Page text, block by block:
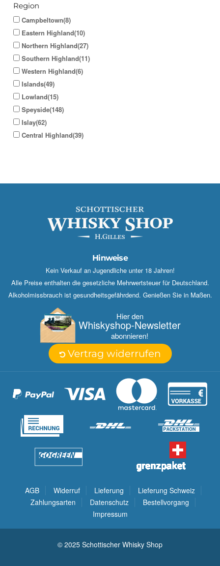
Region
Campbeltown(8)
Eastern Highland(10)
Northern Highland(27)
Southern Highland(11)
Western Highland(6)
Islands(49)
Lowland(15)
Speyside(148)
Islay(62)
Central Highland(39)
Hinweise
Kein Verkauf an Jugendliche unter 18 Jahren!
Alle Preise enthalten die gesetzliche Mehrwertsteuer für Deutschland.
Alkoholmissbrauch ist gesundheitsgefährdend. Genießen Sie in Maßen.
Hier den
Whisky­shop-Newsletter
abonnieren!
Vertrag widerrufen
AGB Widerruf Lieferung
Lieferung Schweiz
Zahlungsarten
Datenschutz
Bestellvorgang
Impressum
© 2025 Schottischer Whisky Shop